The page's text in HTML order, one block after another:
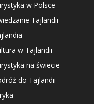
w Polsce
Tajlandii
w Tajlandii
na świecie
do Tajlandii